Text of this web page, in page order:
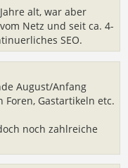
alt, war aber
Netz und seit ca. 4-
SEO.
August/Anfang
Gastartikeln etc.
noch zahlreiche